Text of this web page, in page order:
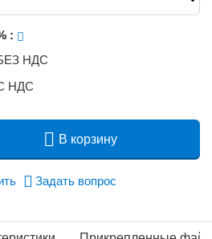
:
НДС
НДС
В корзину
Задать вопрос